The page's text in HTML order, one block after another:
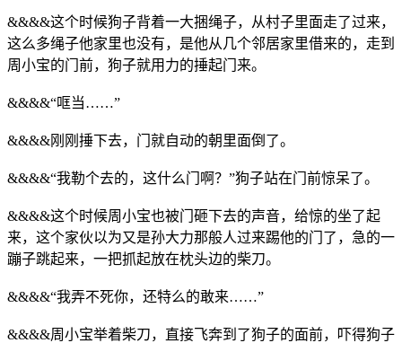
&&&&这个时候狗子背着一大捆绳子，从村子里面走了过来，
这么多绳子他家里也没有，是他从几个邻居家里借来的，走到
周小宝的门前，狗子就用力的捶起门来。
&&&&“哐当……”
&&&&刚刚捶下去，门就自动的朝里面倒了。
&&&&“我勒个去的，这什么门啊？”狗子站在门前惊呆了。
&&&&这个时候周小宝也被门砸下去的声音，给惊的坐了起
来，这个家伙以为又是孙大力那般人过来踢他的门了，急的一
蹦子跳起来，一把抓起放在枕头边的柴刀。
&&&&“我弄不死你，还特么的敢来……”
&&&&周小宝举着柴刀，直接飞奔到了狗子的面前，吓得狗子